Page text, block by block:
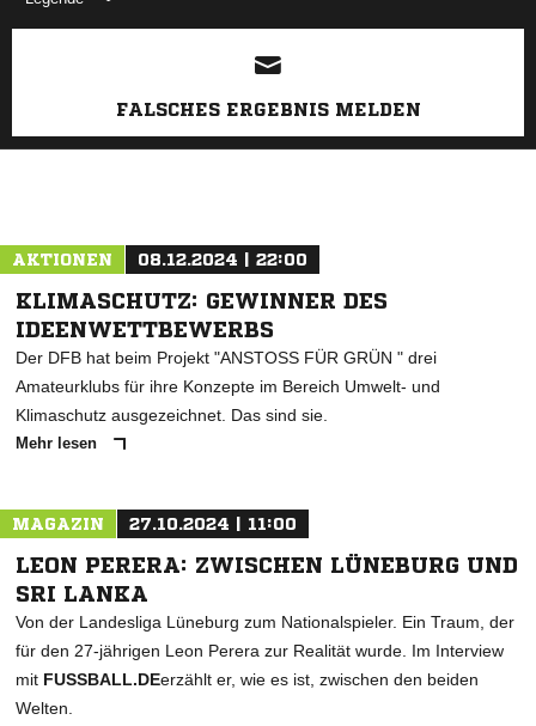
ANZEIGE
FALSCHES ERGEBNIS MELDEN
AKTIONEN 08.12.2024 | 22:00
KLIMASCHUTZ: GEWINNER DES
IDEENWETTBEWERBS
Der DFB hat beim Projekt "ANSTOSS FÜR GRÜN " drei
Amateurklubs für ihre Konzepte im Bereich Umwelt- und
Klimaschutz ausgezeichnet. Das sind sie.
Mehr lesen
MAGAZIN 27.10.2024 | 11:00
LEON PERERA: ZWISCHEN LÜNEBURG UND
SRI LANKA
Von der Landesliga Lüneburg zum Nationalspieler. Ein Traum, der
für den 27-jährigen Leon Perera zur Realität wurde. Im Interview
mit FUSSBALL.DEerzählt er, wie es ist, zwischen den beiden
Welten.